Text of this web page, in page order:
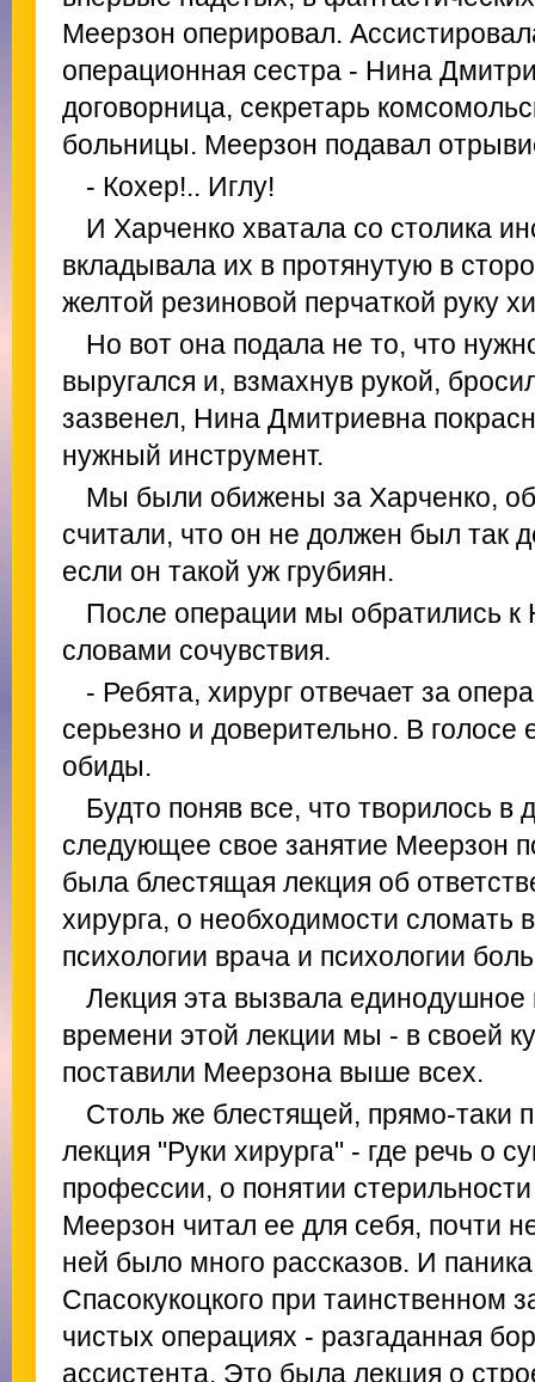
Меерзон оперировал.
операционная сестра - Нина
договорница, секретарь
больницы. Меерзон подавал
- Кохер!.. Иглу!
И Харченко хватала со столика
вкладывала их в протянутую в
желтой резиновой перчаткой руку
Но вот она подала не то, что
выругался и, взмахнув рукой,
зазвенел, Нина Дмитриевна
нужный инструмент.
Мы были обижены за Харченко,
считали, что он не должен был так
если он такой уж грубиян.
После операции мы обратились
словами сочувствия.
- Ребята, хирург отвечает за
серьезно и доверительно. В
обиды.
Будто поняв все, что творилось
следующее свое занятие Меерзон
была блестящая лекция об
хирурга, о необходимости сломать
психологии врача и психологии
Лекция эта вызвала
времени этой лекции мы - в своей
поставили Меерзона выше всех.
Столь же блестящей, прямо-таки
лекция "Руки хирурга" - где речь о
профессии, о понятии
Меерзон читал ее для себя, почти
ней было много рассказов. И
Спасокукоцкого при таинственном
чистых операциях - разгаданная
ассистента. Это была лекция о